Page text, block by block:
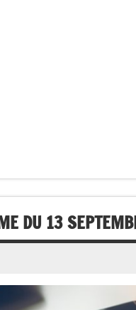
DU 13